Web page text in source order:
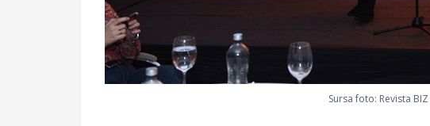
Sursa foto: Revista BIZ